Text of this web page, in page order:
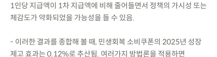
1인당 지급액이 1차 지급액에 비해 줄어들면서 정책의 가시성 또는
체감도가 약화되었을 가능성을 들 수 있음.
- 이러한 결과를 종합해 볼 때, 민생회복 소비쿠폰의 2025년 성장
제고 효과는 0.12%로 추산됨. 여러가지 방법론을 적용하면